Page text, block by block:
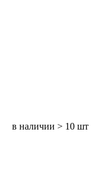
в наличии > 10 шт